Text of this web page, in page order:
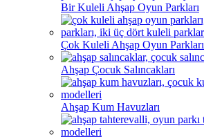
Bir Kuleli Ahşap Oyun Parkları
Çok Kuleli Ahşap Oyun Parkları
Ahşap Çocuk Salıncakları
Ahşap Kum Havuzları